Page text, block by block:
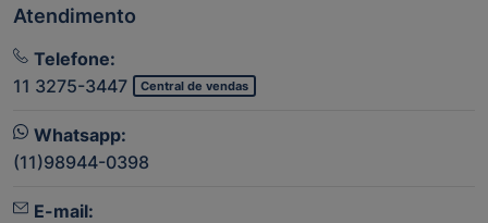
Atendimento
Telefone:
11 3275-3447
Central de vendas
Whatsapp:
(11)98944-0398
E-mail: